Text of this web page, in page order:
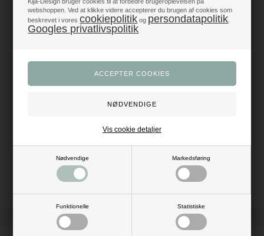
webshoppen. Ved at klikke videre accepterer du brugen af cookies som
beskrevet i vorescookiepolitik og persondatapolitik
Googles privatlivspolitik
Nødvendige Markedsføring
Funktionelle Statistiske
Vis cookie detaljer
Trustpilot 5/5 - Fremragende
+1200 glade anmeldelser
Pynt festbordet med den glade og charmerende pigerytter, når der skal
Farve: hvid, brun, sort
Ikke godkendt til kontakt med fødevarer